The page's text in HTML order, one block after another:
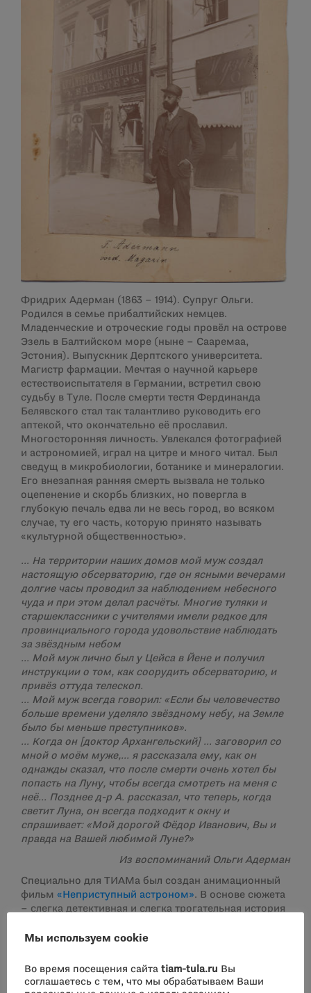
Фридрих Адерман (1863 – 1914). Супруг Ольги.
Родился в семье прибалтийских немцев.
Младенческие и отроческие годы провёл на острове
Эзель в Балтийском море (ныне – Сааремаа,
Эстония). Выпускник Дерптского университета.
Магистр фармации. Мечтая о научной карьере
естествоиспытателя в Германии, встретил свою
судьбу в Туле. После смерти тестя Фердинанда
Белявского стал так талантливо руководить его
аптекой, что окончательно её прославил.
Многосторонняя личность. Увлекался фотографией
и астрономией, играл на цитре и много читал. Был
сведущ в микробиологии, ботанике и минералогии.
Его внезапная ранняя смерть вызвала не только
оцепенение и скорбь близких, но повергла в
глубокую печаль едва ли не весь город, во всяком
случае, ту его часть, которую принято называть
«культурной общественностью».
… На территории наших домов мой муж создал
настоящую обсерваторию, где он ясными вечерами
долгие часы проводил за наблюдением небесного
чуда и при этом делал расчёты. Многие туляки и
старшеклассники с учителями имели редкое для
провинциального города удовольствие наблюдать
за звёздным небом
… Мой муж лично был у Цейса в Йене и получил
инструкции о том, как соорудить обсерваторию, и
привёз оттуда телескоп.
… Мой муж всегда говорил: «Если бы человечество
больше времени уделяло звёздному небу, на Земле
было бы меньше преступников».
… Когда он [доктор Архангельский] … заговорил со
мной о моём муже,… я рассказала ему, как он
однажды сказал, что после смерти очень хотел бы
попасть на Луну, чтобы всегда смотреть на меня с
неё… Позднее д-р А. рассказал, что теперь, когда
светит Луна, он всегда подходит к окну и
спрашивает: «Мой дорогой Фёдор Иванович, Вы и
правда на Вашей любимой Луне?»
Из воспоминаний Ольги Адерман
Специально для ТИАМа был создан анимационный
фильм «Неприступный астроном». В основе сюжета
– слегка детективная и слегка трогательная история
Мы используем cookie
Во время посещения сайта tiam-tula.ru Вы
соглашаетесь с тем, что мы обрабатываем Ваши